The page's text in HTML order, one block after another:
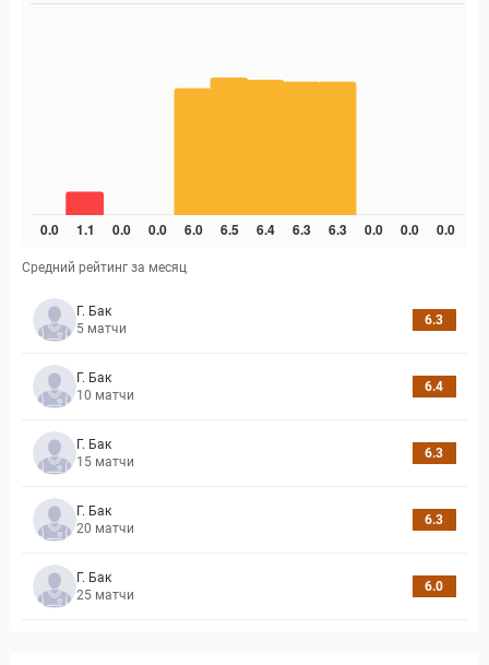
Средний рейтинг за месяц
Г. Бак
5 матчи
6.3
Г. Бак
10 матчи
6.4
Г. Бак
15 матчи
6.3
Г. Бак
20 матчи
6.3
Г. Бак
25 матчи
6.0